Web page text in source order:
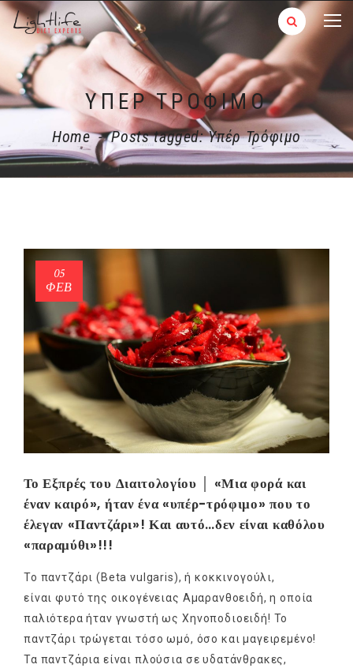
ΥΠΈΡ ΤΡΌΦΙΜΟ
Home - Posts tagged: Υπέρ Τρόφιμο
05
ΦΕΒ
Το Εξπρές του Διαιτολογίου │ «Μια φορά και
έναν καιρό», ήταν ένα «υπέρ-τρόφιμο» που το
έλεγαν «Παντζάρι»! Και αυτό…δεν είναι καθόλου
«παραμύθι»!!!
Το παντζάρι (Beta vulgaris), ή κοκκινογούλι,
είναι φυτό της οικογένειας Αμαρανθοειδή, η οποία
παλιότερα ήταν γνωστή ως Χηνοποδιοειδή! Το
παντζάρι τρώγεται τόσο ωμό, όσο και μαγειρεμένο!
Τα παντζάρια είναι πλούσια σε υδατάνθρακες,